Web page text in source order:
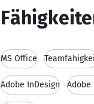
MS Office
Adobe InDesign Adobe